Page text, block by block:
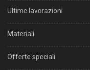
Ultime lavorazioni
Materiali
Offerte speciali